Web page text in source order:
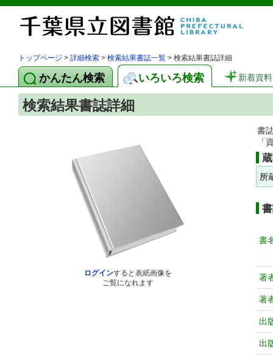
トップページ > 詳細検索 > 検索結果書誌一覧 > 検索結果書誌詳細
かんたん検索 いろいろ検索 新着資料
検索結果書誌詳細
ログインすると表紙画像を
ご覧になれます
書
「
所
書
著
著
出
出